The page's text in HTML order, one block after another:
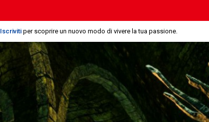
Iscriviti per scoprire un nuovo modo di vivere la tua passione.